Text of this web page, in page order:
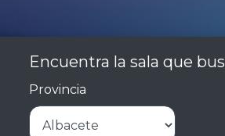
Encuentra la sala que
Provincia